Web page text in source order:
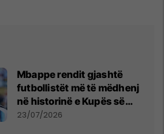
Mbappe rendit gjashtë
futbollistët më të mëdhenj
në historinë e Kupës së
Botës, Messi mbetet i dyti
23/07/2026